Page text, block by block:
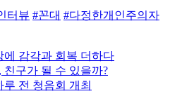
터뷰 #꼰대 #다정한개인주의자
에 감각과 회복 더하다
구가 될 수 있을까?
전 청음회 개최